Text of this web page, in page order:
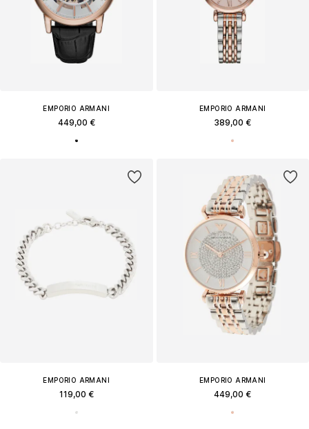
EMPORIO ARMANI
449,00 €
EMPORIO ARMANI
389,00 €
EMPORIO ARMANI
119,00 €
EMPORIO ARMANI
449,00 €